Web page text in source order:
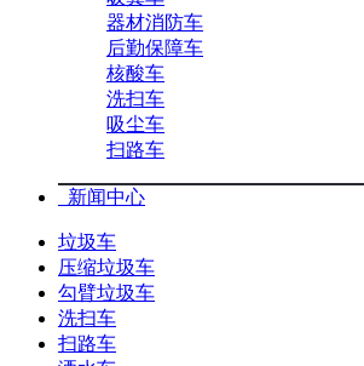
器材消防车
后勤保障车
核酸车
洗扫车
吸尘车
扫路车
新闻中心
垃圾车
压缩垃圾车
勾臂垃圾车
洗扫车
扫路车